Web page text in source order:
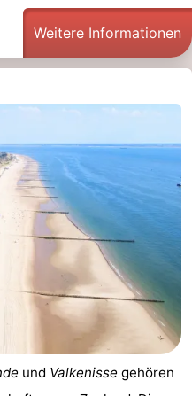
Weitere Informationen
und Valkenisse gehören